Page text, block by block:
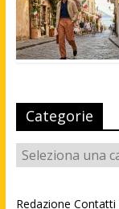
Categorie
Categorie
Redazione Contatti